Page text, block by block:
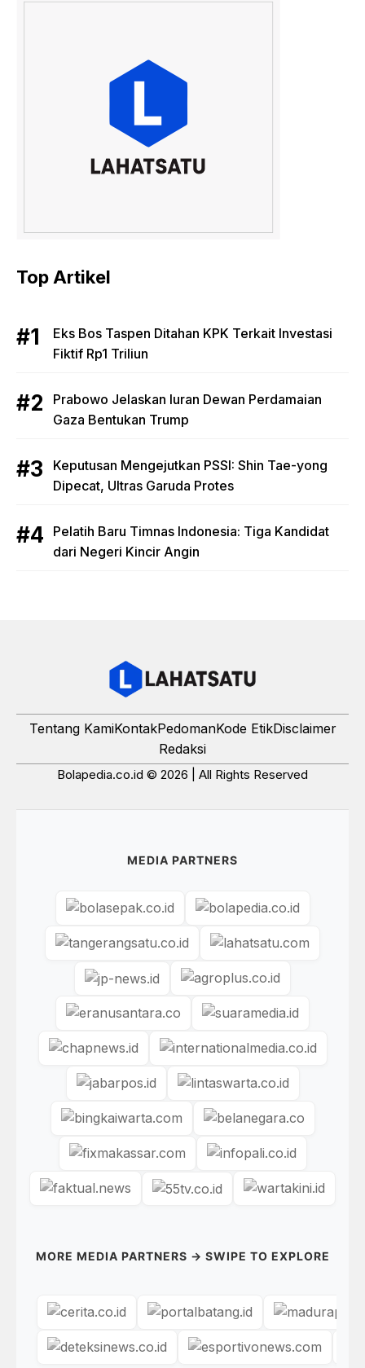
Top Artikel
Eks Bos Taspen Ditahan KPK Terkait Investasi
Fiktif Rp1 Triliun
Prabowo Jelaskan Iuran Dewan Perdamaian
Gaza Bentukan Trump
Keputusan Mengejutkan PSSI: Shin Tae-yong
Dipecat, Ultras Garuda Protes
Pelatih Baru Timnas Indonesia: Tiga Kandidat
dari Negeri Kincir Angin
Tentang KamiKontakPedomanKode EtikDisclaimer
Redaksi
Bolapedia.co.id © 2026 | All Rights Reserved
MEDIA PARTNERS
MORE MEDIA PARTNERS → SWIPE TO EXPLORE